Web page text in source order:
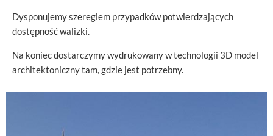
Dysponujemy szeregiem przypadków potwierdzających
dostępność walizki.
Na koniec dostarczymy wydrukowany w technologii 3D model
architektoniczny tam, gdzie jest potrzebny.